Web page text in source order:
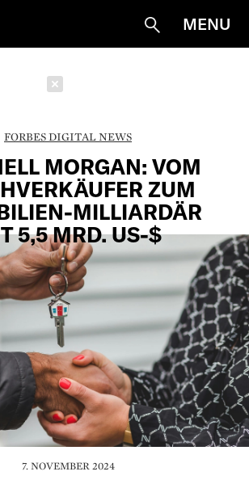
Suche
MENU
FORBES DIGITAL NEWS
MORGAN: VOM
ZUM
MILLIARDÄR
5,5 MRD. US-$
7. NOVEMBER 2024